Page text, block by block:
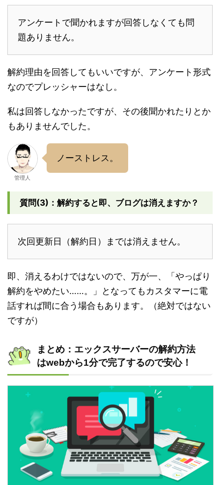
アンケートで聞かれますが回答しなくても問
題ありません。
解約理由を回答してもいいですが、アンケート形式
なのでプレッシャーはなし。
私は回答しなかったですが、その後聞かれたりとか
もありませんでした。
管理人
ノーストレス。
質問(3)：解約すると即、ブログは消えますか？
次回更新日（解約日）までは消えません。
即、消えるわけではないので、万が一、「やっぱり
解約をやめたい……。」となってもカスタマーに電
話すれば間に合う場合もあります。（絶対ではない
ですが）
まとめ：エックスサーバーの解約方法
はwebから1分で完了するので安心！